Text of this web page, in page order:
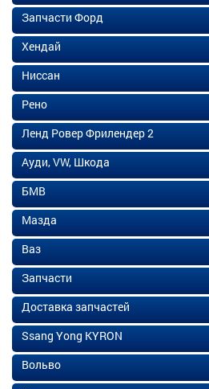
Запчасти Форд
Хендай
Ниссан
Рено
Ленд Ровер Фрилендер 2
Ауди, VW, Шкода
БМВ
Мазда
Ваз
Запчасти
Доставка запчастей
Ssang Yong KYRON
Вольво